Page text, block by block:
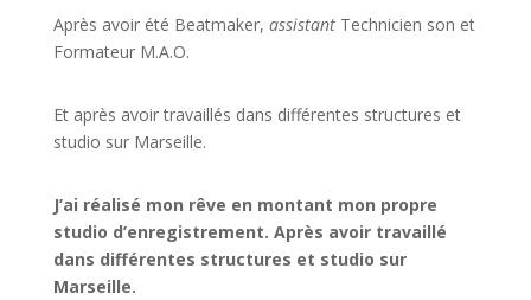
Après avoir été Beatmaker, assistant Technicien son et
Formateur M.A.O.
Et après avoir travaillés dans différentes structures et
studio sur Marseille.
J’ai réalisé mon rêve en montant mon propre
studio d’enregistrement. Après avoir travaillé
dans différentes structures et studio sur
Marseille.